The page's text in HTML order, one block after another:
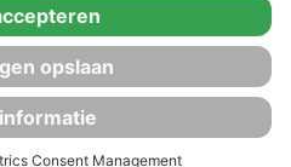
ontwikkeling van:
Nuvastgoed